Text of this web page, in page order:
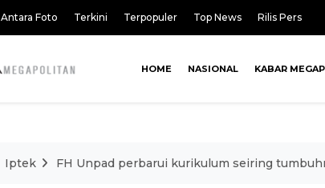
Antara Foto Terkini Terpopuler Top News Rilis Pers
HOME NASIONAL KABAR
Iptek FH Unpad perbarui kurikulum seiring